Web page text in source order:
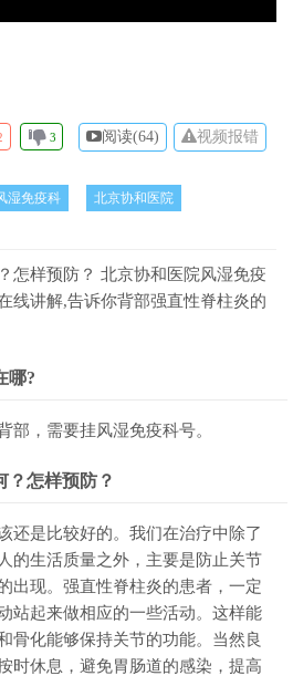
3 阅读(64) 视频报错
湿免疫科 北京协和医院
怎样预防？ 北京协和医院风湿免疫
线讲解,告诉你背部强直性脊柱炎的
哪?
部，需要挂风湿免疫科号。
？怎样预防？
还是比较好的。我们在治疗中除了
的生活质量之外，主要是防止关节
出现。强直性脊柱炎的患者，一定
站起来做相应的一些活动。这样能
骨化能够保持关节的功能。当然良
时休息，避免胃肠道的感染，提高